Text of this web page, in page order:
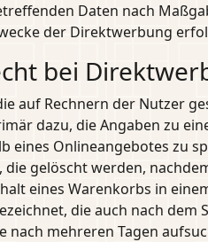
Daten nach
der Direktwerbung
bei
auf Rechnern der Nutzer
dazu, die Angaben zu
Onlineangebotes zu
die gelöscht werden,
eines Warenkorbs in
die auch nach
mehreren Tagen